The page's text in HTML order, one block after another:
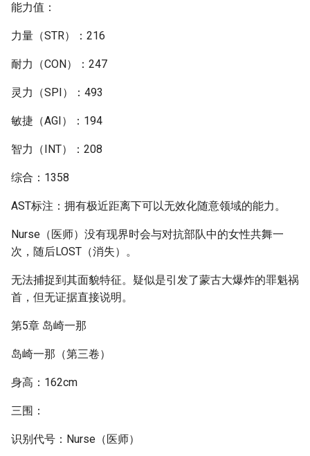
能力值：
力量（STR）：216
耐力（CON）：247
灵力（SPI）：493
敏捷（AGI）：194
智力（INT）：208
综合：1358
AST标注：拥有极近距离下可以无效化随意领域的能力。
Nurse（医师）没有现界时会与对抗部队中的女性共舞一
次，随后LOST（消失）。
无法捕捉到其面貌特征。疑似是引发了蒙古大爆炸的罪魁祸
首，但无证据直接说明。
第5章 岛崎一那
岛崎一那（第三卷）
身高：162cm
三围：
识别代号：Nurse（医师）